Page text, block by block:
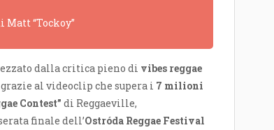
“Tockoy”
dalla critica pieno di vibes reggae
grazie al videoclip che supera i 7 milioni
Contest” di Reggaeville,
finale dell’Ostróda Reggae Festival